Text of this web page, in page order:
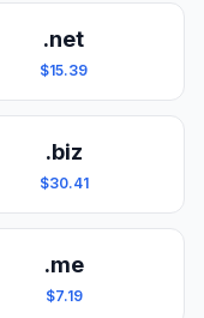
.net
$15.39
.biz
$30.41
.me
$7.19